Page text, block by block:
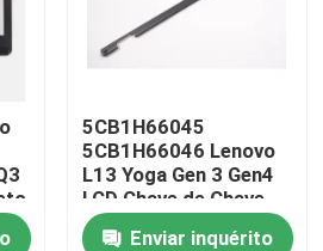
5CB1H66045
5CB1H66046 Lenovo
L13 Yoga Gen 3 Gen4
LCD Chave de Chave
de Engrenagem
Enviar inquérito